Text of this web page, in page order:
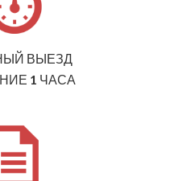
ВЫЕЗД
1 ЧАСА